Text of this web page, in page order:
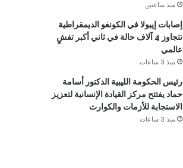
منذ ساعتين
إصابات إيبولا في الكونغو الديمقراطية
تتجاوز 4 آلاف حالة في ثاني أكبر تفشٍ
عالمي
منذ 3 ساعات
رئيس الحكومة الليبية الدكتور أسامة
حماد يفتتح مركز القيادة الإنسانية لتعزيز
الاستجابة للأزمات والكوارث
منذ 3 ساعات